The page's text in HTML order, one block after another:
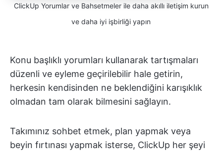
ClickUp Yorumlar ve Bahsetmeler ile daha akıllı iletişim kurun
ve daha iyi işbirliği yapın
Konu başlıklı yorumları kullanarak tartışmaları
düzenli ve eyleme geçirilebilir hale getirin,
herkesin kendisinden ne beklendiğini karışıklık
olmadan tam olarak bilmesini sağlayın.
Takımınız sohbet etmek, plan yapmak veya
beyin fırtınası yapmak isterse, ClickUp her şeyi